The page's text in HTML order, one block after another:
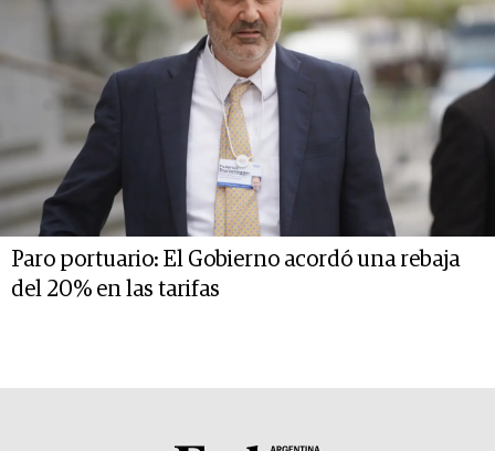
Paro portuario: El Gobierno acordó una rebaja
del 20% en las tarifas